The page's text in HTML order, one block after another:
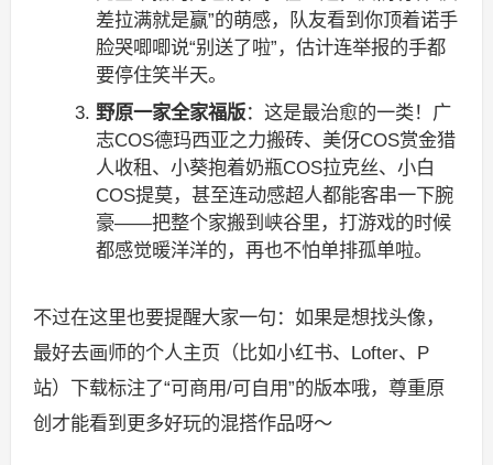
差拉满就是赢”的萌感，队友看到你顶着诺手
脸哭唧唧说“别送了啦”，估计连举报的手都
要停住笑半天。
野原一家全家福版：这是最治愈的一类！广
志COS德玛西亚之力搬砖、美伢COS赏金猎
人收租、小葵抱着奶瓶COS拉克丝、小白
COS提莫，甚至连动感超人都能客串一下腕
豪——把整个家搬到峡谷里，打游戏的时候
都感觉暖洋洋的，再也不怕单排孤单啦。
不过在这里也要提醒大家一句：如果是想找头像，
最好去画师的个人主页（比如小红书、Lofter、P
站）下载标注了“可商用/可自用”的版本哦，尊重原
创才能看到更多好玩的混搭作品呀～